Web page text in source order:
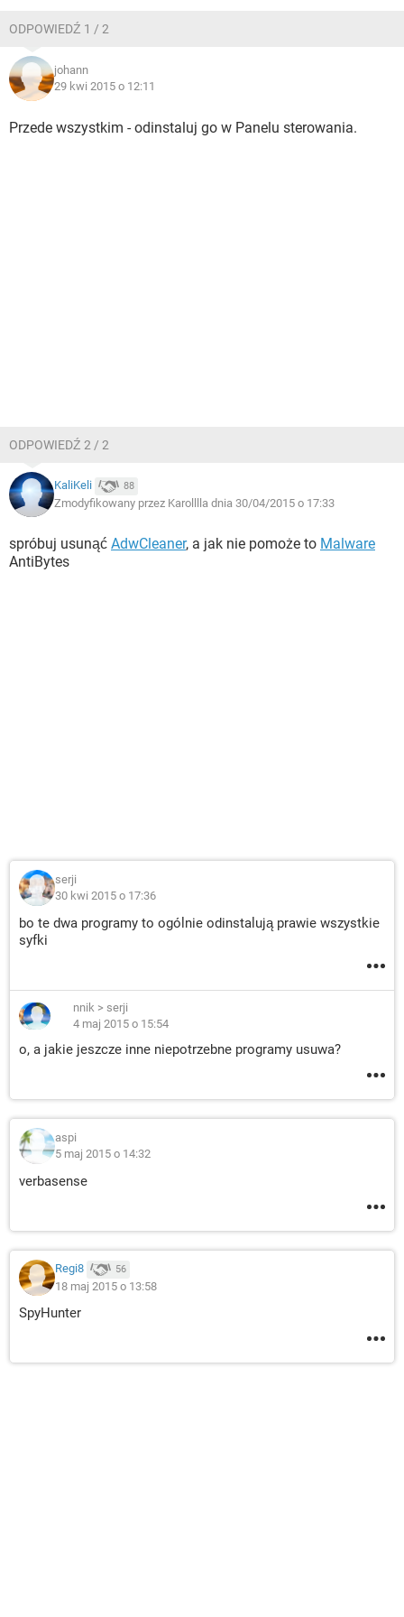
ODPOWIEDŹ 1 / 2
johann
29 kwi 2015 o 12:11
Przede wszystkim - odinstaluj go w Panelu sterowania.
ODPOWIEDŹ 2 / 2
KaliKeli 88
Zmodyfikowany przez Karolllla dnia 30/04/2015 o 17:33
spróbuj usunąć AdwCleaner, a jak nie pomoże to Malware
AntiBytes
serji
30 kwi 2015 o 17:36
bo te dwa programy to ogólnie odinstalują prawie wszystkie
syfki
nnik > serji
4 maj 2015 o 15:54
o, a jakie jeszcze inne niepotrzebne programy usuwa?
aspi
5 maj 2015 o 14:32
verbasense
Regi8 56
18 maj 2015 o 13:58
SpyHunter